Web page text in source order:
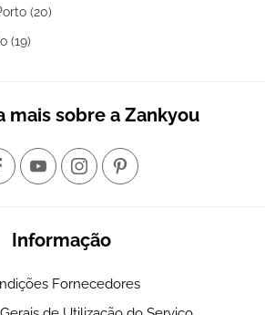
(20)
(19)
mais sobre a Zankyou
Informação
Fornecedores